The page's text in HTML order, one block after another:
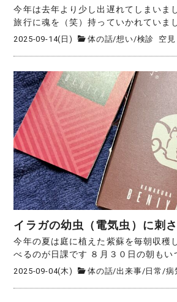
今年は去年より少し出遅れてしまいま
旅行に魂を（笑）持っていかれていま
2025-09-14(日) 体の話/想い/検診 空見
イラガの幼虫（電気虫）に刺
今年の夏は庭に植えた紫蘇を毎朝収穫
べるのが日課です ８月３０日の朝もい
2025-09-04(木) 体の話/出来事/ 日常/病